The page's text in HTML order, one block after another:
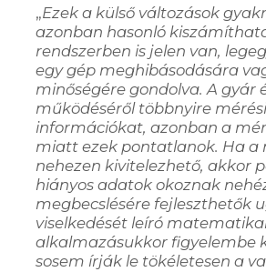
„Ezek a külső változások
azonban hasonló
rendszerben is jelen van,
egy gép meghibásodására
minőségére gondolva. A gyár
működéséről többnyire
információkat, azonban a
miatt ezek pontatlanok. Ha a
nehezen kivitelezhető, akkor
hiányos adatok okoznak
megbecslésére fejleszthetők
viselkedését leíró
alkalmazásukkor figyelembe
sosem írják le tökéletesen a